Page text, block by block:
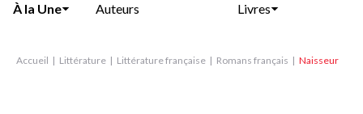
À la Une Auteurs Livres
Accueil Littérature Littérature française Romans français Naisseur